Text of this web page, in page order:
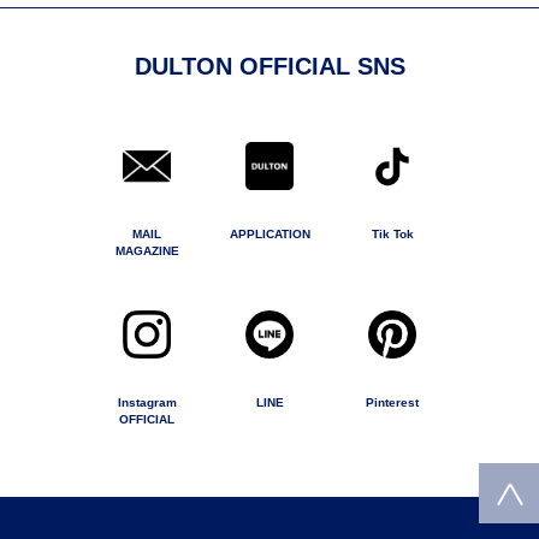
DULTON OFFICIAL SNS
MAIL
MAGAZINE
APPLICATION Tik Tok
Instagram
OFFICIAL
LINE Pinterest